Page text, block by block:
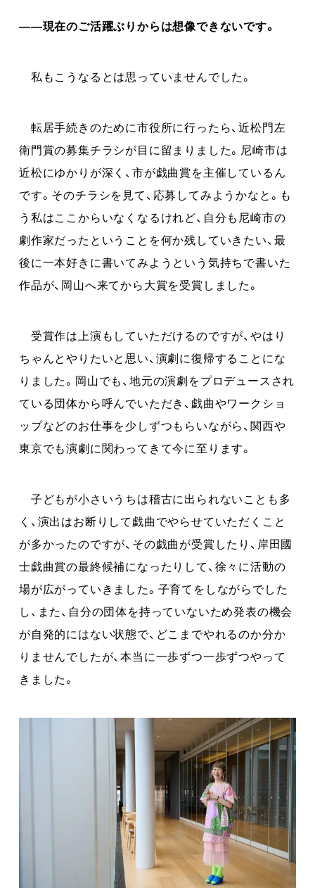
――現在のご活躍ぶりからは想像できないです。
私もこうなるとは思っていませんでした。
転居手続きのために市役所に行ったら、近松門左
衛門賞の募集チラシが目に留まりました。尼崎市は
近松にゆかりが深く、市が戯曲賞を主催しているん
です。そのチラシを見て、応募してみようかなと。も
う私はここからいなくなるけれど、自分も尼崎市の
劇作家だったということを何か残していきたい、最
後に一本好きに書いてみようという気持ちで書いた
作品が、岡山へ来てから大賞を受賞しました。
受賞作は上演もしていただけるのですが、やはり
ちゃんとやりたいと思い、演劇に復帰することにな
りました。岡山でも、地元の演劇をプロデュースされ
ている団体から呼んでいただき、戯曲やワークショ
ップなどのお仕事を少しずつもらいながら、関西や
東京でも演劇に関わってきて今に至ります。
子どもが小さいうちは稽古に出られないことも多
く、演出はお断りして戯曲でやらせていただくこと
が多かったのですが、その戯曲が受賞したり、岸田國
士戯曲賞の最終候補になったりして、徐々に活動の
場が広がっていきました。子育てをしながらでした
し、また、自分の団体を持っていないため発表の機会
が自発的にはない状態で、どこまでやれるのか分か
りませんでしたが、本当に一歩ずつ一歩ずつやって
きました。